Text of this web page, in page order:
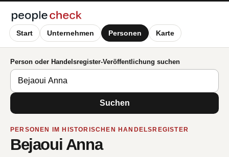
Start Unternehmen Personen Karte
Person oder Handelsregister-Veröffentlichung suchen
Suchen
PERSONEN IM HISTORISCHEN HANDELSREGISTER
Bejaoui Anna